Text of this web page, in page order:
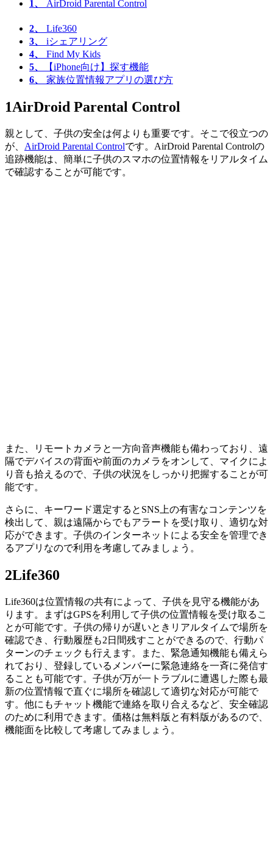
1、 AirDroid Parental Control
2、
Life360
3、
iシェアリング
4、
Find My Kids
5、
【iPhone向け】探す機能
6、
家族位置情報アプリの選び方
1AirDroid Parental Control
親として、子供の安全は何よりも重要です。そこで役立つの
が、 AirDroid Parental Controlです。AirDroid Parental Controlの
追跡機能は、簡単に子供のスマホの位置情報をリアルタイム
で確認することが可能です。
また、リモートカメラと一方向音声機能も備わっており、遠
隔でデバイスの背面や前面のカメラをオンして、マイクによ
り音も拾えるので、子供の状況をしっかり把握することが可
能です。
さらに、キーワード選定するとSNS上の有害なコンテンツを
検出して、親は遠隔からでもアラートを受け取り、適切な対
応ができます。子供のインターネットによる安全を管理でき
るアプリなので利用を考慮してみましょう。
2Life360
Life360は位置情報の共有によって、子供を見守る機能があ
ります。まずはGPSを利用して子供の位置情報を受け取るこ
とが可能です。子供の帰りが遅いときリアルタイムで場所を
確認でき、行動履歴も2日間残すことができるので、行動パ
ターンのチェックも行えます。また、緊急通知機能も備えら
れており、登録しているメンバーに緊急連絡を一斉に発信す
ることも可能です。子供が万が一トラブルに遭遇した際も最
新の位置情報で直ぐに場所を確認して適切な対応が可能で
す。他にもチャット機能で連絡を取り合えるなど、安全確認
のために利用できます。価格は無料版と有料版があるので、
機能面を比較して考慮してみましょう。